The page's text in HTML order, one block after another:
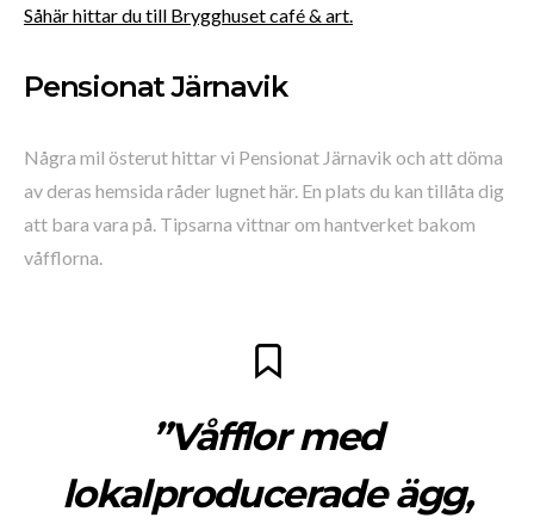
Såhär hittar du till Brygghuset café & art.
Pensionat Järnavik
Några mil österut hittar vi Pensionat Järnavik och att döma
av deras hemsida råder lugnet här. En plats du kan tillåta dig
att bara vara på. Tipsarna vittnar om hantverket bakom
våfflorna.
”Våfflor med
lokalproducerade ägg,